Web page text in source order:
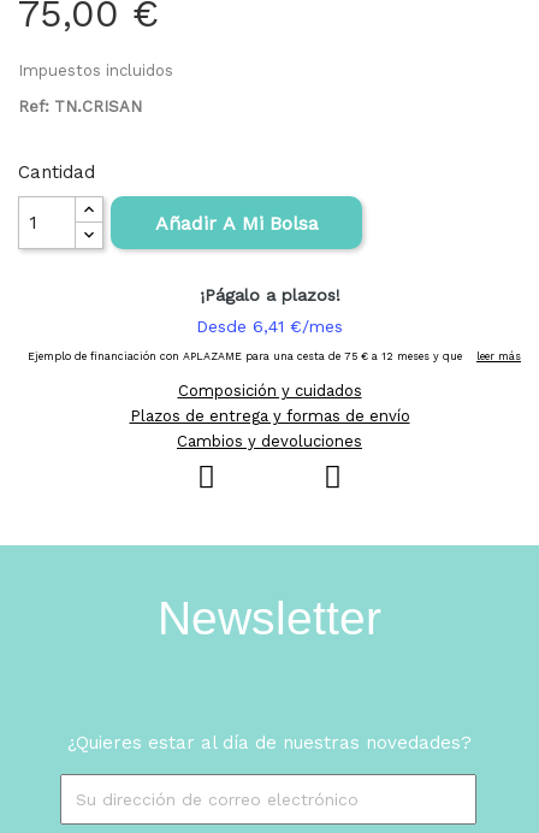
75,00 €
Impuestos incluidos
Ref: TN.CRISAN
Cantidad
Añadir A Mi Bolsa
Composición y cuidados
Plazos de entrega y formas de envío
Cambios y devoluciones
Newsletter
¿Quieres estar al día de nuestras novedades?